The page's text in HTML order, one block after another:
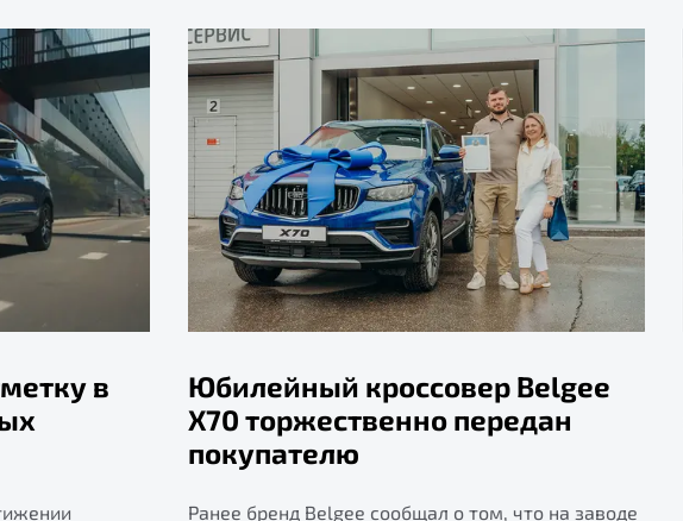
в
Юбилейный кроссовер Belgee
X70 торжественно передан
покупателю
Ранее бренд Belgee сообщал о том, что на заводе